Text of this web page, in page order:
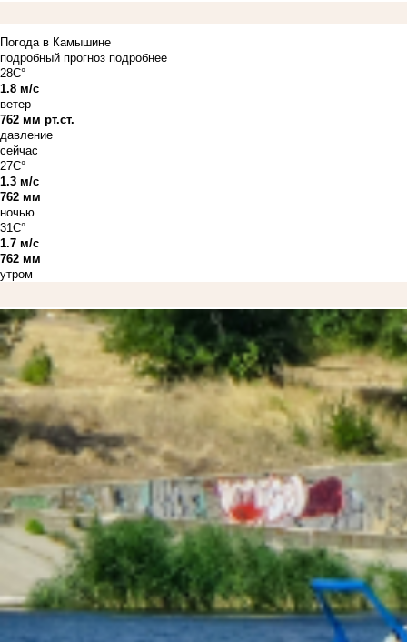
Погода в Камышине
подробный прогноз подробнее
28C°
1.8 м/с
ветер
762 мм рт.ст.
давление
сейчас
27C°
1.3 м/с
762 мм
ночью
31C°
1.7 м/с
762 мм
утром